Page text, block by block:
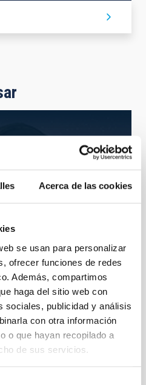
Acerca de las cookies
se usan para personalizar
ofrecer funciones de redes
Además, compartimos
haga del sitio web con
sociales, publicidad y análisis
con otra información
o que hayan recopilado a
de sus servicios.
Group